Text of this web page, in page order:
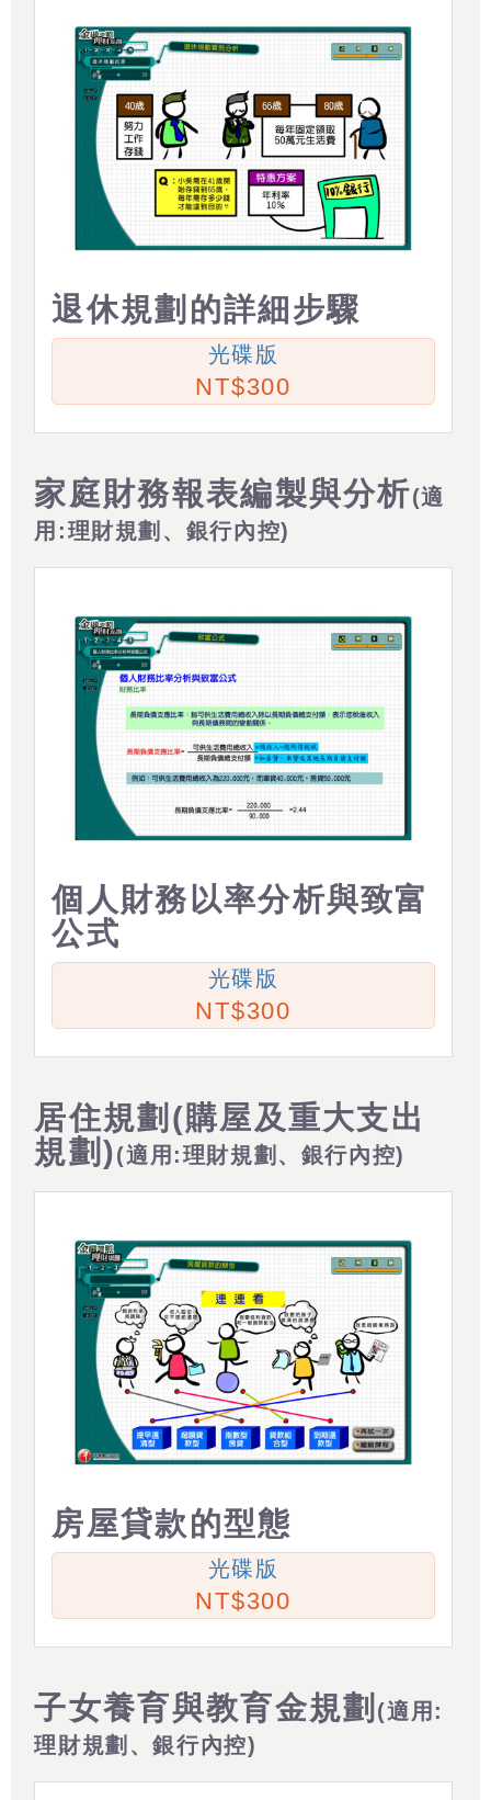
退休規劃的詳細步驟
光碟版
300
家庭財務報表編製與分析(適
用:理財規劃、銀行內控)
個人財務以率分析與致富
公式
光碟版
300
居住規劃(購屋及重大支出
規劃)(適用:理財規劃、銀行內控)
房屋貸款的型態
光碟版
300
子女養育與教育金規劃 (適用:
理財規劃、銀行內控)